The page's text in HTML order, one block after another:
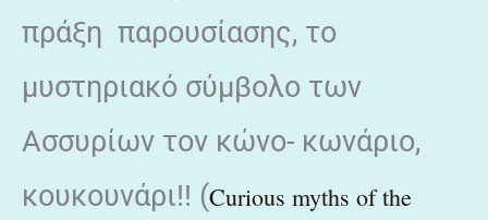
πράξη παρουσίασης, το
μυστηριακό σύμβολο των
Ασσυρίων τον κώνο- κωνάριο,
κουκουνάρι!! (Curious myths of the